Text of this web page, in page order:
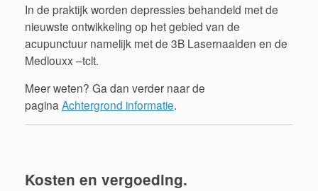
In de praktijk worden depressies behandeld met de
nieuwste ontwikkeling op het gebied van de
acupunctuur namelijk met de 3B Lasernaalden en de
Medlouxx –tclt.
Meer weten? Ga dan verder naar de
pagina Achtergrond informatie.
Kosten en vergoeding.